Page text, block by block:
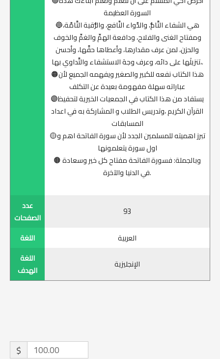
السورة العظيمة
🔵هي الشفاء التَّامُّ، والدَّواء النَّافع، والرُّقية التَّامَّة،
ومفتاح الغنى والفلاح، ودافعة ‌الهمِّ ‌والغمِّ والخوف
والحزن، لمن عرف مقدارها، وأعطاها حقَّها، وأحسن
تنزيلَها على دائه، وعرف وجهَ الاستشفاء والتَّداوي بها،.
🟠هذا الكتاب نفعه للكبير والصغير ويفهمه الجميع لأن
عباراته سهلة مفهومة بعيدة عن التكلف
🟣يستفاد من هذا الكتاب في الجمعيات الخيرية لتحفيظ
القرآن الكريم ،وتدريس الطلاب و المشاركة به في اعداد
المسابقات
🟡تبرز اهميته للمسلمين الجدد لأن سورة الفاتحة اهم و
اول سورة يتعلمونها
🟤 وبالجملة: فسورة الفاتحة مفتاح كل خير وسعادة
في الدنيا والآخرة.
عدد
الصفحات
93
اللغة
العربية
اللغة
الهدف
الإنجليزية
$